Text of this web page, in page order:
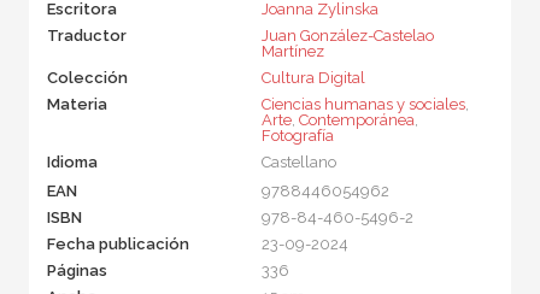
Escritora
Joanna Zylinska
Traductor
Juan González-Castelao
Martínez
Colección
Cultura Digital
Materia
Ciencias humanas y sociales,
Arte, Contemporánea,
Fotografía
Idioma
Castellano
EAN
9788446054962
ISBN
978-84-460-5496-2
Fecha publicación
23-09-2024
Páginas
336